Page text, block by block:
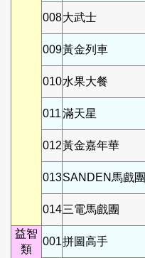
008大武士
009黃金列車
010水果大餐
011滿天星
012黃金嘉年華
013SANDEN馬戲團
014三電馬戲團
益智
類
001拼圖高手